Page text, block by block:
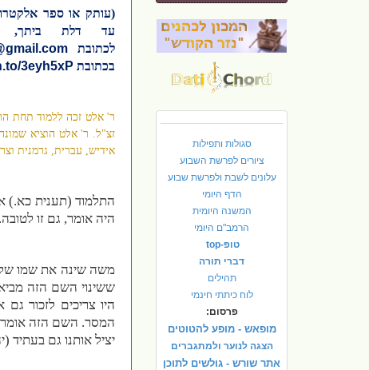
סגולות ותפילות
ציורים לפרשת השבוע
עלונים לשבת ולפרשת שבוע
הדף היומי
המשנה היומית
הרמב"ם היומי
טופ-top
דברי תורה
תהילים
לוח כיתתי חינמי
פרסום:
מופאש - מופע להטוטים
הצגה לנוער ולמתגברים
אתר שורש - גולשים לתוכן
(עותק או ספר
עד דלת ביתך,
לכתובת
בכתובת 3eyh5xP
ר' אלט זכה ללמוד תחת
זצ"ל. ר' אלט הוציא
אידיש, עברית, גרמנית
התלמוד (תענית כא.)
היה אומר, גם זו
משה שינה את שמו של
ששינוי השם הזה
היו צריכים
המסר. השם הזה אומר
יציל אותנו גם בעתיד